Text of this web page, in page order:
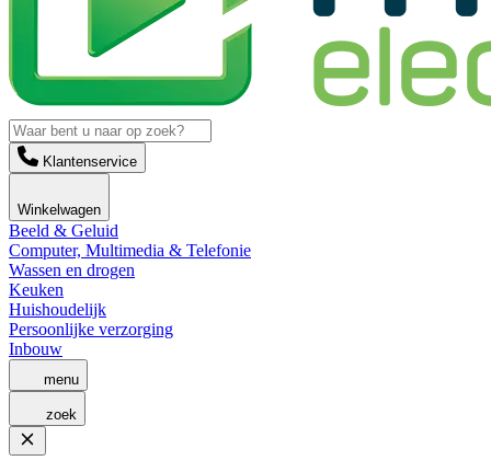
Klantenservice
Winkelwagen
Beeld & Geluid
Computer, Multimedia & Telefonie
Wassen en drogen
Keuken
Huishoudelijk
Persoonlijke verzorging
Inbouw
menu
zoek